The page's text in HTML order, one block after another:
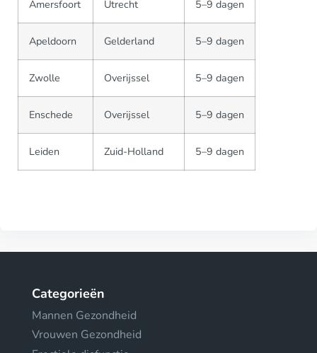
Amersfoort Utrecht 5–9 dagen
Apeldoorn Gelderland 5–9 dagen
Zwolle Overijssel 5–9 dagen
Enschede Overijssel 5–9 dagen
Leiden Zuid-Holland 5–9 dagen
Categorieën
Mannen Gezondheid
Vrouwen Gezondheid